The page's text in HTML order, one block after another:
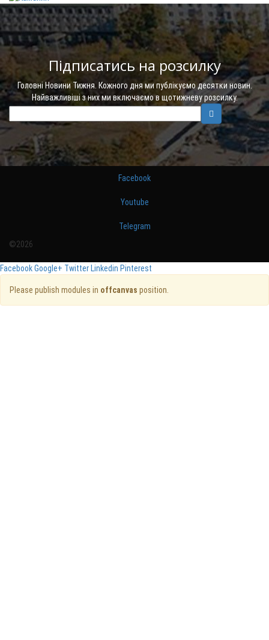
Підписатись на розсилку
Головні Новини Тижня. Кожного дня ми публікуємо десятки новин.
Найважливіші з них ми включаємо в щотижневу розсилку.
Facebook
Youtube
Telegram
©2026
FacebookGoogle+ Twitter Linkedin Pinterest
Please publish modules in offcanvas position.